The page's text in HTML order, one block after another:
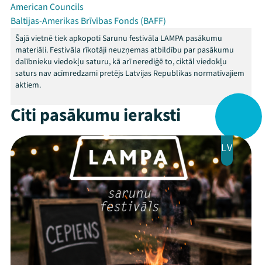
Mana programma
American Councils
Baltijas-Amerikas Brīvības Fonds (BAFF)
Šajā vietnē tiek apkopoti Sarunu festivāla LAMPA pasākumu
materiāli. Festivāla rīkotāji neuzņemas atbildību par pasākumu
dalībnieku viedokļu saturu, kā arī nerediģē to, ciktāl viedokļu
saturs nav acīmredzami pretējs Latvijas Republikas normatīvajiem
aktiem.
Citi pasākumu ieraksti
LV